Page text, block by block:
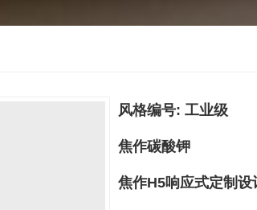
风格编号: 工业级
焦作碳酸钾
焦作H5响应式定制